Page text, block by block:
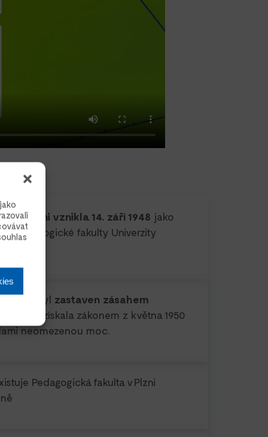
v Plzni vznikla 14. září 1948 jako
Pedagogické fakulty Univerzity
fakulty byl zastaven zásahem
, která získala zákonem z května 1950
neomezenou moc.
Pedagogická fakulta v Plzni